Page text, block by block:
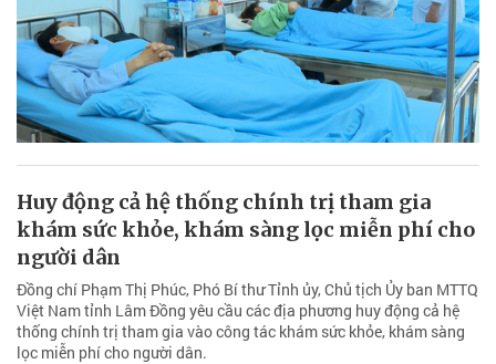
Huy động cả hệ thống chính trị tham gia
khám sức khỏe, khám sàng lọc miễn phí cho
người dân
Đồng chí Phạm Thị Phúc, Phó Bí thư Tỉnh ủy, Chủ tịch Ủy ban MTTQ
Việt Nam tỉnh Lâm Đồng yêu cầu các địa phương huy động cả hệ
thống chính trị tham gia vào công tác khám sức khỏe, khám sàng
lọc miễn phí cho người dân.